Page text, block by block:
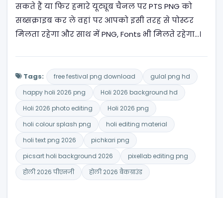
सकते हैं या फिर हमारे यूट्यूब चैनल पर PTS PNG को
सब्सक्राइब कर ले वहां पर आपको इसी तरह से पोस्टर
मिलता रहेगा और साथ में PNG, Fonts भी मिलते रहेगा…।
Tags: free festival png download
gulal png hd
happy holi 2026 png
Holi 2026 background hd
Holi 2026 photo editing
Holi 2026 png
holi colour splash png
holi editing material
holi text png 2026
pichkari png
picsart holi background 2026
pixellab editing png
होली 2026 पीएनजी
होली 2026 बैकग्राउंड